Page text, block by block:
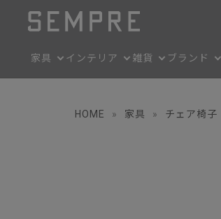
家具 インテリア 雑貨 ブランド
HOME » 家具 » チェア椅子